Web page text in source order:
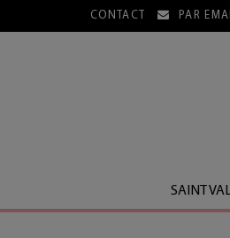
CONTACT PAR
SAINT